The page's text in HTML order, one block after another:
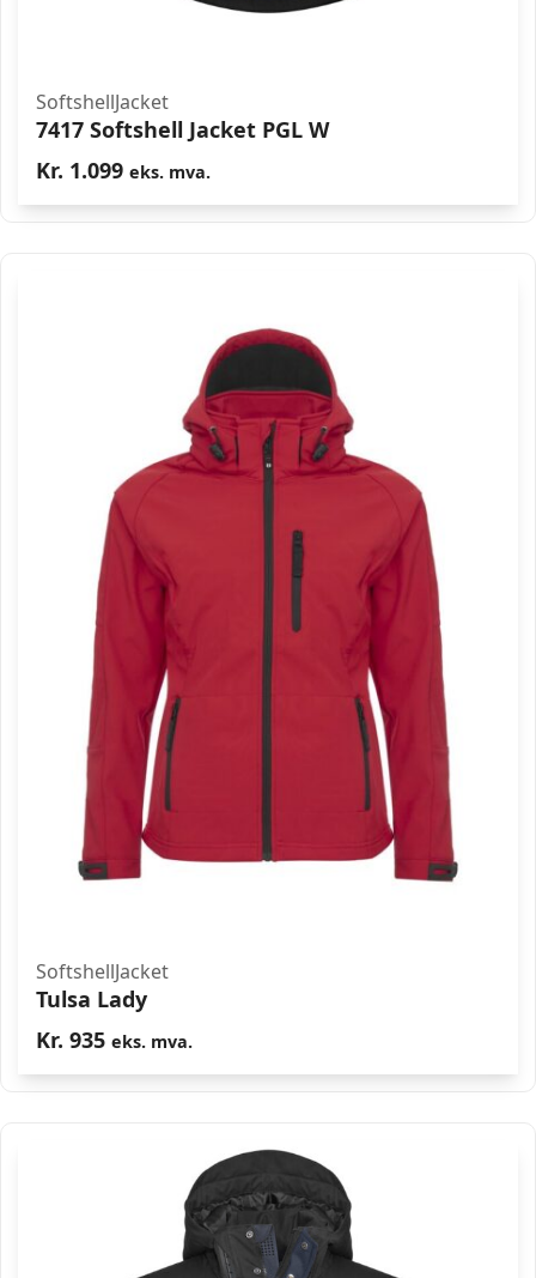
SoftshellJacket
7417 Softshell Jacket PGL W
Kr. 1.099 eks. mva.
SoftshellJacket
Tulsa Lady
Kr. 935 eks. mva.